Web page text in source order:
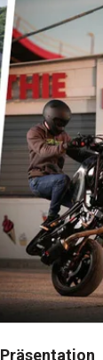
Präsentation